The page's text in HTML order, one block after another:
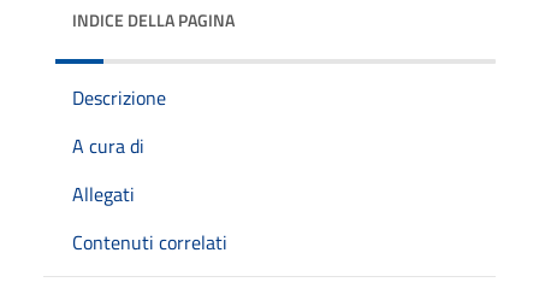
INDICE DELLA PAGINA
Descrizione
A cura di
Allegati
Contenuti correlati